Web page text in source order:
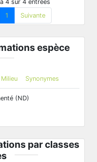
4 sur 4 entrées
1 Suivante
espèce
Milieu Synonymes
(ND)
par classes